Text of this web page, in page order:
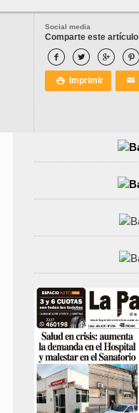
Social media
Comparte este artículo
   
 Imprimir ✉